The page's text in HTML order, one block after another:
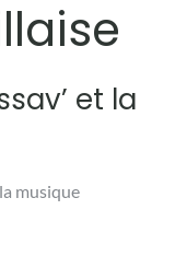
et la
musique